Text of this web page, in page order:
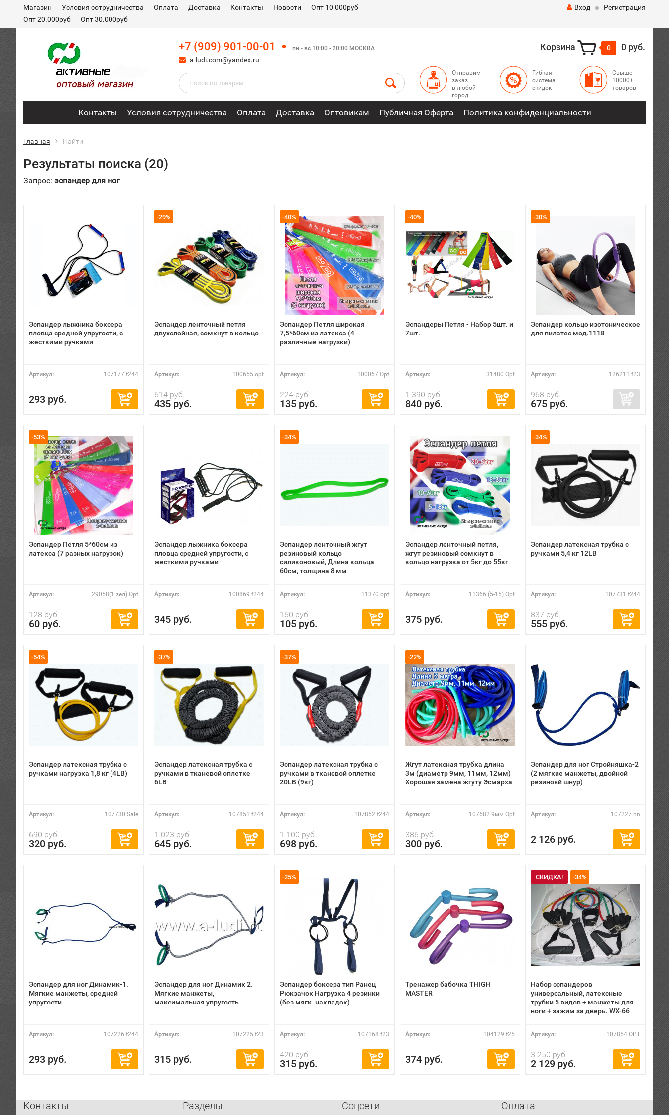
Магазин Условия сотрудничества Оплата Доставка Контакты Новости
Опт 10.000руб
Опт 20.000руб
Опт 30.000руб
Вход Регистрация
+7 (909) 901-00-01 пн - вс 10:00 - 20:00 МОСКВА
a-ludi.com@yandex.ru
Корзина 0 0 руб.
Отправим
заказ
в любой
город
Гибкая
система
скидок
Свыше
10000+
товаров
Контакты Условия сотрудничества Оплата Доставка Оптовикам Публичная Оферта Политика конфиденциальности
Главная Найти
Результаты поиска (20)
Запрос: эспандер для ног
Эспандер лыжника боксера
пловца средней упругости, с
жесткими ручками
Артикул: 107177 f244
293 руб.
-29%
Эспандер ленточный петля
двухслойная, сомкнут в кольцо
Артикул: 100655 opt
614 руб.
435 руб.
-40%
Эспандер Петля широкая
7,5*60см из латекса (4
различные нагрузки)
Артикул: 100067 Opt
224 руб.
135 руб.
-40%
Эспандеры Петля - Набор 5шт. и
7шт.
Артикул: 31480 Opt
1 390 руб.
840 руб.
-30%
Эспандер кольцо изотоническое
для пилатес мод.1118
Артикул: 126211 f23
968 руб.
675 руб.
-53%
Эспандер Петля 5*60см из
латекса (7 разных нагрузок)
Артикул: 29058(1 зел) Opt
128 руб.
60 руб.
Эспандер лыжника боксера
пловца средней упругости, с
жесткими ручками
Артикул: 100869 f244
345 руб.
-34%
Эспандер ленточный жгут
резиновый кольцо
силиконовый, Длина кольца
60см, толщина 8 мм
Артикул: 11370 opt
160 руб.
105 руб.
Эспандер ленточный петля,
жгут резиновый сомкнут в
кольцо нагрузка от 5кг до 55кг
Артикул: 11366 (5-15) Opt
375 руб.
-34%
Эспандер латексная трубка с
ручками 5,4 кг 12LB
Артикул: 107731 f244
837 руб.
555 руб.
-54%
Эспандер латексная трубка с
ручками нагрузка 1,8 кг (4LB)
Артикул: 107730 Sale
690 руб.
320 руб.
-37%
Эспандер латексная трубка с
ручками в тканевой оплетке
6LB
Артикул: 107851 f244
1 023 руб.
645 руб.
-37%
Эспандер латексная трубка с
ручками в тканевой оплетке
20LB (9кг)
Артикул: 107852 f244
1 100 руб.
698 руб.
-22%
Жгут латексная трубка длина
3м (диаметр 9мм, 11мм, 12мм)
Хорошая замена жгуту Эсмарха
Артикул: 107682 9мм Opt
386 руб.
300 руб.
Эспандер для ног Стройняшка-2
(2 мягкие манжеты, двойной
резиновй шнур)
Артикул: 107227 nn
2 126 руб.
Эспандер для ног Динамик-1.
Мягкие манжеты, средней
упругости
Артикул: 107226 f244
293 руб.
Эспандер для ног Динамик 2.
Мягкие манжеты,
максимальная упругость
Артикул: 107225 f23
315 руб.
-25%
Эспандер боксера тип Ранец
Рюкзачок Нагрузка 4 резинки
(без мягк. накладок)
Артикул: 107168 f23
420 руб.
315 руб.
Тренажер бабочка THIGH
MASTER
Артикул: 104129 f25
374 руб.
СКИДКА! -34%
Набор эспандеров
универсальный, латексные
трубки 5 видов + манжеты для
ноги + зажим за дверь. WX-66
Артикул: 107854 OPT
3 250 руб.
2 129 руб.
Контакты Разделы Соцсети Оплата